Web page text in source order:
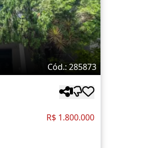
Cód.: 285873
R$ 1.800.000